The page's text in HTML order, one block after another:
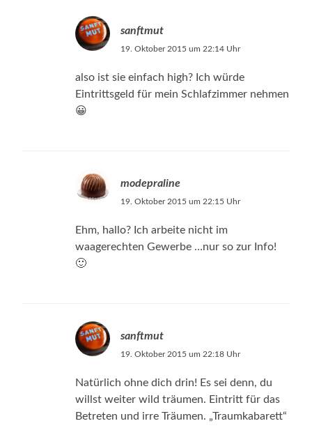
sanftmut
19. Oktober 2015 um 22:14 Uhr
also ist sie einfach high? Ich würde
Eintrittsgeld für mein Schlafzimmer nehmen
😀
modepraline
19. Oktober 2015 um 22:15 Uhr
Ehm, hallo? Ich arbeite nicht im
waagerechten Gewerbe …nur so zur Info!
🙂
sanftmut
19. Oktober 2015 um 22:18 Uhr
Natürlich ohne dich drin! Es sei denn, du
willst weiter wild träumen. Eintritt für das
Betreten und irre Träumen. „Traumkabarett“